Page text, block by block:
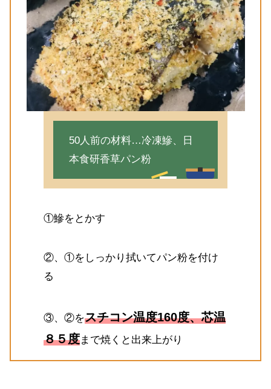
50人前の材料…冷凍鰺、日
本食研香草パン粉
①鰺をとかす
②、①をしっかり拭いてパン粉を付け
る
③、②をスチコン温度160度、芯温
８５度まで焼くと出来上がり